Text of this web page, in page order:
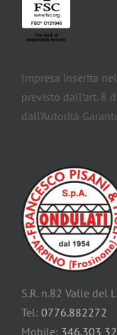
Condizioni di vendita
Impresa inserita
previsto dall’art. 8
dall’Autorità
S.R. n.82 Valle del
Tel: 0776.882272
Mobile: 346.303